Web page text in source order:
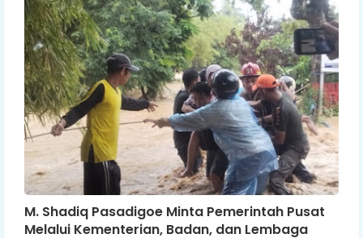
M. Shadiq Pasadigoe Minta Pemerintah Pusat
Melalui Kementerian, Badan, dan Lembaga